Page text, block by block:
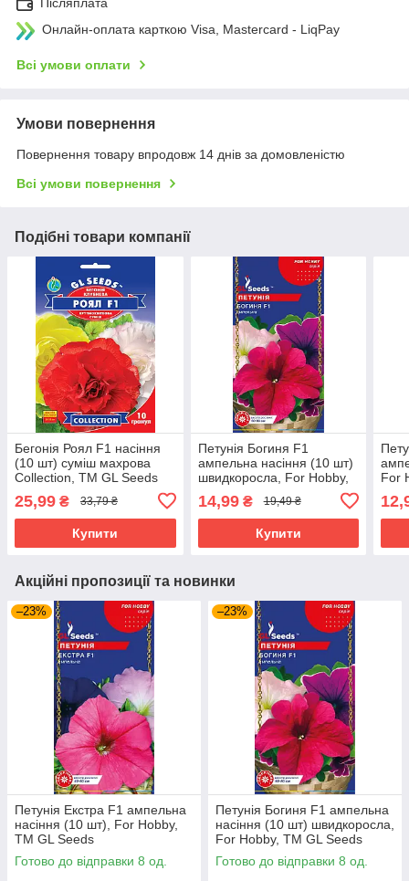
Післяплата
Онлайн-оплата карткою Visa, Mastercard - LiqPay
Всі умови оплати
Умови повернення
Повернення товару впродовж 14 днів за домовленістю
Всі умови повернення
Подібні товари компанії
Бегонія Роял F1 насіння
(10 шт) суміш махрова
Collection, TM GL Seeds
25,99 ₴ 33,79 ₴
Купити
Петунія Богиня F1
ампельна насіння (10 шт)
швидкоросла, For Hobby,
14,99₴ 19,49 ₴
Купити
For
Акційні пропозиції та новинки
–23%
Петунія Екстра F1 ампельна
насіння (10 шт), For Hobby,
TM GL Seeds
Готово до відправки 8 од.
–23%
Петунія Богиня F1 ампельна
насіння (10 шт) швидкоросла,
For Hobby, TM GL Seeds
Готово до відправки 8 од.